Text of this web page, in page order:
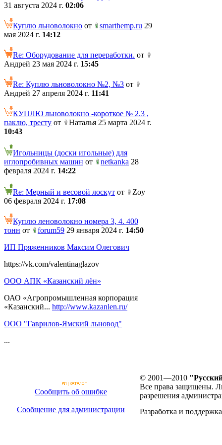
31 августа 2024 г. 02:06
Куплю льноволокно от smarthemp.ru 29
мая 2024 г. 14:12
Re: Оборудование для переработки. от
Андрей 23 мая 2024 г. 15:45
Re: Куплю льноволокно №2, №3 от
Андрей 27 апреля 2024 г. 11:41
КУПЛЮ льноволокно -короткое № 2.3 ,
паклю, тресту от
Наталья 25 марта 2024 г.
10:43
Игольницы (доски игольные) для
иглопробивных машин от netkanka 28
февраля 2024 г. 14:22
Re: Мерный и весовой лоскут от
Zoy
06 февраля 2024 г. 17:08
Куплю леноволокно номера 3, 4. 400
тонн от forum59 29 января 2024 г. 14:50
ИП Пряженников Максим Олегович
https://vk.com/valentinaglazov
ООО АПК «Казанский лён»
ОАО «Агропромышленная корпорация
«Казанский... http://www.kazanlen.ru/
ООО "Гаврилов-Ямский льновод"
...
Сообщить об ошибке
Сообщение для администрации
© 2001—2010
Все права защищены.
разрешения
Разработка и